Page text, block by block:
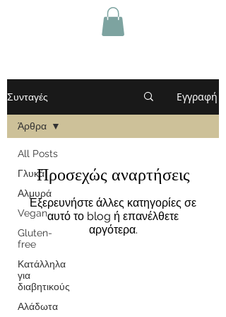
Συνταγές Εγγραφή
All Posts
Γλυκά
Αλμυρά
Vegan
Gluten-
free
Κατάλληλα
για
διαβητικούς
Αλάδωτα
Άρθρα
Προσεχώς αναρτήσεις
Εξερευνήστε άλλες κατηγορίες σε
αυτό το blog ή επανέλθετε
αργότερα.